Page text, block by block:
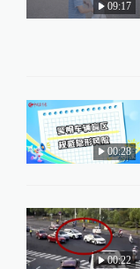
09:17
00:28
00:22